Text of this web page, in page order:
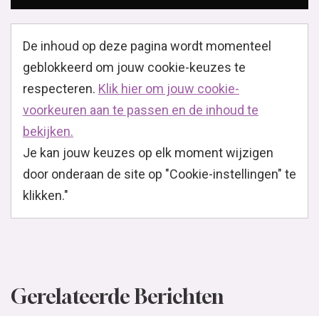
De inhoud op deze pagina wordt momenteel
geblokkeerd om jouw cookie-keuzes te
respecteren. Klik hier om jouw cookie-
voorkeuren aan te passen en de inhoud te
bekijken.
Je kan jouw keuzes op elk moment wijzigen
door onderaan de site op "Cookie-instellingen" te
klikken."
Gerelateerde Berichten